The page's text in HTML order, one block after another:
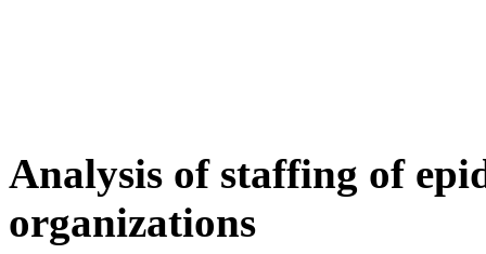
Analysis of staffing of
organizations